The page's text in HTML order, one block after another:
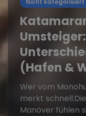
Nicht kategorisiert
(Hafen &
Wer vom
merkt
Manöver fühlen